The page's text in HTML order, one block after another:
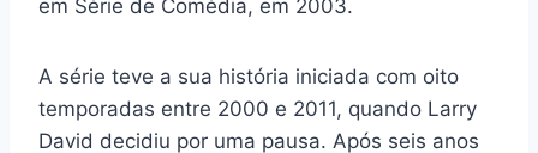
em Série de Comédia, em 2003.
A série teve a sua história iniciada com oito
temporadas entre 2000 e 2011, quando Larry
David decidiu por uma pausa. Após seis anos